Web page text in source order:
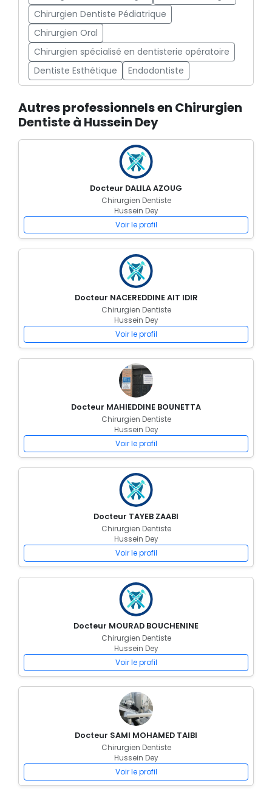
Chirurgien Dentiste Pédiatrique
Chirurgien Oral
Chirurgien spécialisé en dentisterie opératoire
Dentiste Esthétique
Endodontiste
Autres professionnels en Chirurgien
Dentiste à Hussein Dey
Docteur DALILA AZOUG
Chirurgien Dentiste
Hussein Dey
Voir le profil
Docteur NACEREDDINE AIT IDIR
Chirurgien Dentiste
Hussein Dey
Voir le profil
Docteur MAHIEDDINE BOUNETTA
Chirurgien Dentiste
Hussein Dey
Voir le profil
Docteur TAYEB ZAABI
Chirurgien Dentiste
Hussein Dey
Voir le profil
Docteur MOURAD BOUCHENINE
Chirurgien Dentiste
Hussein Dey
Voir le profil
Docteur SAMI MOHAMED TAIBI
Chirurgien Dentiste
Hussein Dey
Voir le profil